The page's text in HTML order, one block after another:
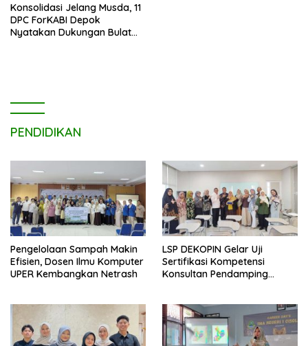
Konsolidasi Jelang Musda, 11
DPC ForKABI Depok
Nyatakan Dukungan Bulat
PENDIDIKAN
Pengelolaan Sampah Makin
Efisien, Dosen Ilmu Komputer
UPER Kembangkan Netrash
LSP DEKOPIN Gelar Uji
Sertifikasi Kompetensi
Konsultan Pendamping